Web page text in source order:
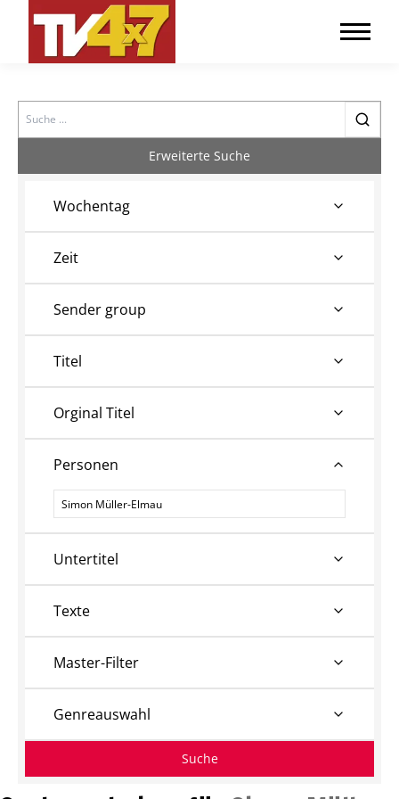
Search
Erweiterte Suche
Wochentag
Zeit
Sender group
Titel
Orginal Titel
Personen
Personen
Untertitel
Texte
Master-Filter
Genreauswahl
Suche